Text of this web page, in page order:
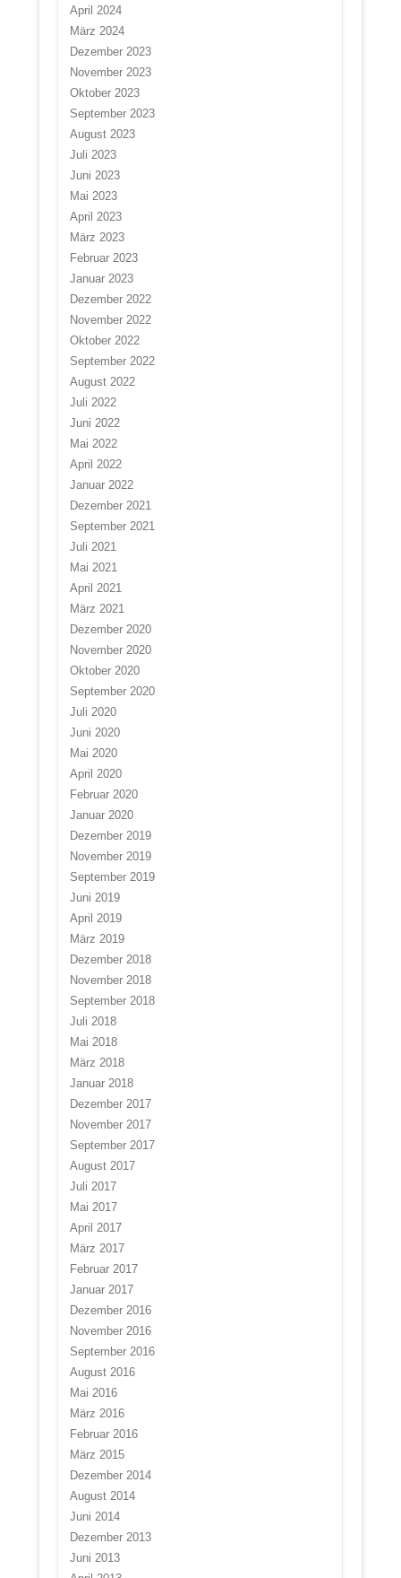
April 2024
März 2024
Dezember 2023
November 2023
Oktober 2023
September 2023
August 2023
Juli 2023
Juni 2023
Mai 2023
April 2023
März 2023
Februar 2023
Januar 2023
Dezember 2022
November 2022
Oktober 2022
September 2022
August 2022
Juli 2022
Juni 2022
Mai 2022
April 2022
Januar 2022
Dezember 2021
September 2021
Juli 2021
Mai 2021
April 2021
März 2021
Dezember 2020
November 2020
Oktober 2020
September 2020
Juli 2020
Juni 2020
Mai 2020
April 2020
Februar 2020
Januar 2020
Dezember 2019
November 2019
September 2019
Juni 2019
April 2019
März 2019
Dezember 2018
November 2018
September 2018
Juli 2018
Mai 2018
März 2018
Januar 2018
Dezember 2017
November 2017
September 2017
August 2017
Juli 2017
Mai 2017
April 2017
März 2017
Februar 2017
Januar 2017
Dezember 2016
November 2016
September 2016
August 2016
Mai 2016
März 2016
Februar 2016
März 2015
Dezember 2014
August 2014
Juni 2014
Dezember 2013
Juni 2013